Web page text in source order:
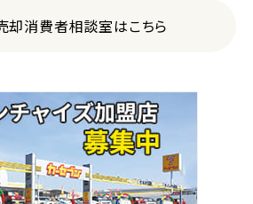
却消費者相談室はこちら